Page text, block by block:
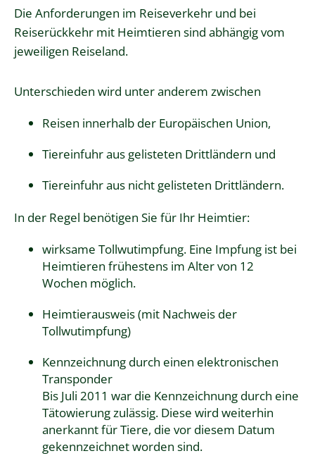
Die Anforderungen im Reiseverkehr und bei
Reiserückkehr mit Heimtieren sind abhängig vom
jeweiligen Reiseland.
Unterschieden wird unter anderem zwischen
Reisen innerhalb der Europäischen Union,
Tiereinfuhr aus gelisteten Drittländern und
Tiereinfuhr aus nicht gelisteten Drittländern.
In der Regel benötigen Sie für Ihr Heimtier:
wirksame Tollwutimpfung. Eine Impfung ist bei
Heimtieren frühestens im Alter von 12
Wochen möglich.
Heimtierausweis(mit Nachweis der
Tollwutimpfung)
Kennzeichnung durch einen elektronischen
Transponder
Bis Juli 2011 war die Kennzeichnung durch eine
Tätowierung zulässig. Diese wird weiterhin
anerkannt für Tiere, die vor diesem Datum
gekennzeichnet worden sind.